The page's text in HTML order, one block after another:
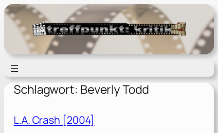
Zum
Inhalt
springen
Schlagwort: Beverly Todd
L.A. Crash [2004]